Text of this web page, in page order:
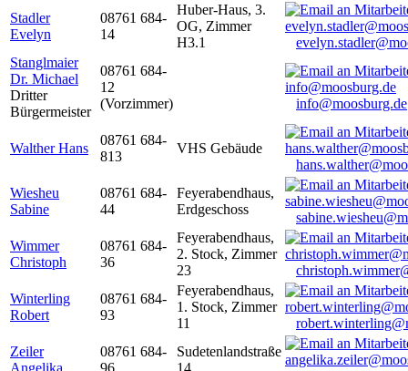
Stadler
Evelyn
08761 684-
14
Huber-Haus, 3.
OG, Zimmer
H3.1
Stanglmaier
Dr. Michael
Dritter
Bürgermeister
08761 684-
12
(Vorzimmer)
info@moosburg.de
Walther Hans
08761 684-
813
VHS Gebäude
Wiesheu
Sabine
08761 684-
44
Feyerabendhaus,
Erdgeschoss
Wimmer
Christoph
08761 684-
36
Feyerabendhaus,
2. Stock, Zimmer
23
Winterling
Robert
08761 684-
93
Feyerabendhaus,
1. Stock, Zimmer
11
Zeiler
Angelika
08761 684-
96
Sudetenlandstraße
14